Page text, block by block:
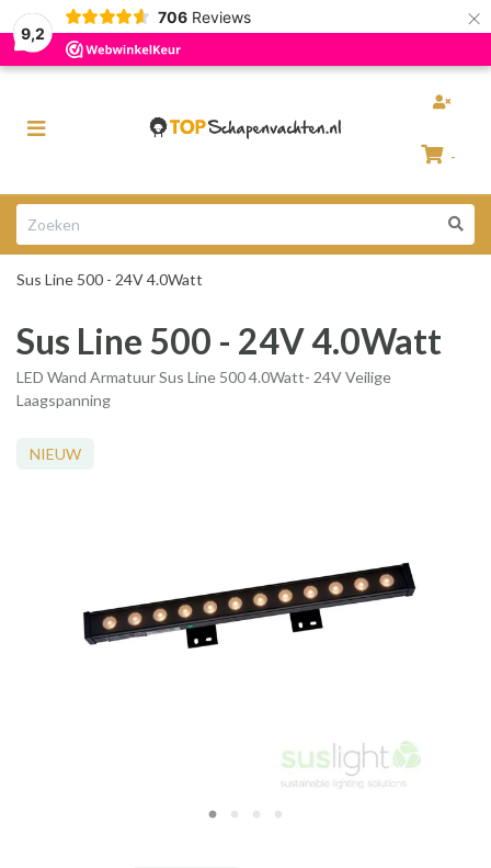
9,2
706 Reviews ×
Razendsnelle levering 100% Natuurlijke schapenvachten
Toggle
-
Winkelwagen
Vul hem met producten.
Sus Line 500 - 24V 4.0Watt
Sus Line 500 - 24V 4.0Watt
LED Wand Armatuur Sus Line 500 4.0Watt- 24V Veilige
Laagspanning
NIEUW